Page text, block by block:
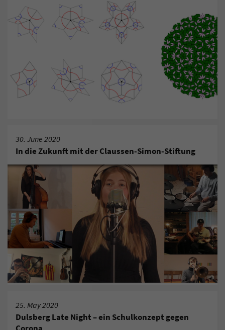
30. June 2020
In die Zukunft mit der Claussen-Simon-Stiftung
25. May 2020
Dulsberg Late Night – ein Schulkonzept gegen